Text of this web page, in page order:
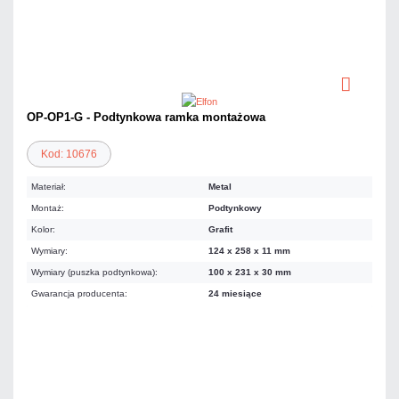
OP-OP1-G - Podtynkowa ramka montażowa
Kod: 10676
Materiał: Metal
Montaż: Podtynkowy
Kolor: Grafit
Wymiary: 124 x 258 x 11 mm
Wymiary (puszka podtynkowa): 100 x 231 x 30 mm
Gwarancja producenta: 24 miesiące